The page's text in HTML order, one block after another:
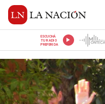
ESCUCHÁ
TU RADIO
PREFERIDA